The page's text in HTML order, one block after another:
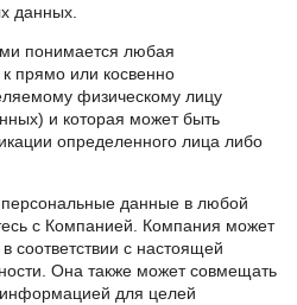
данных.
понимается любая
прямо или косвенно
физическому лицу
и которая может быть
определенного лица либо
данные в любой
с Компанией. Компания может
соответствии с настоящей
Она также может совмещать
для целей